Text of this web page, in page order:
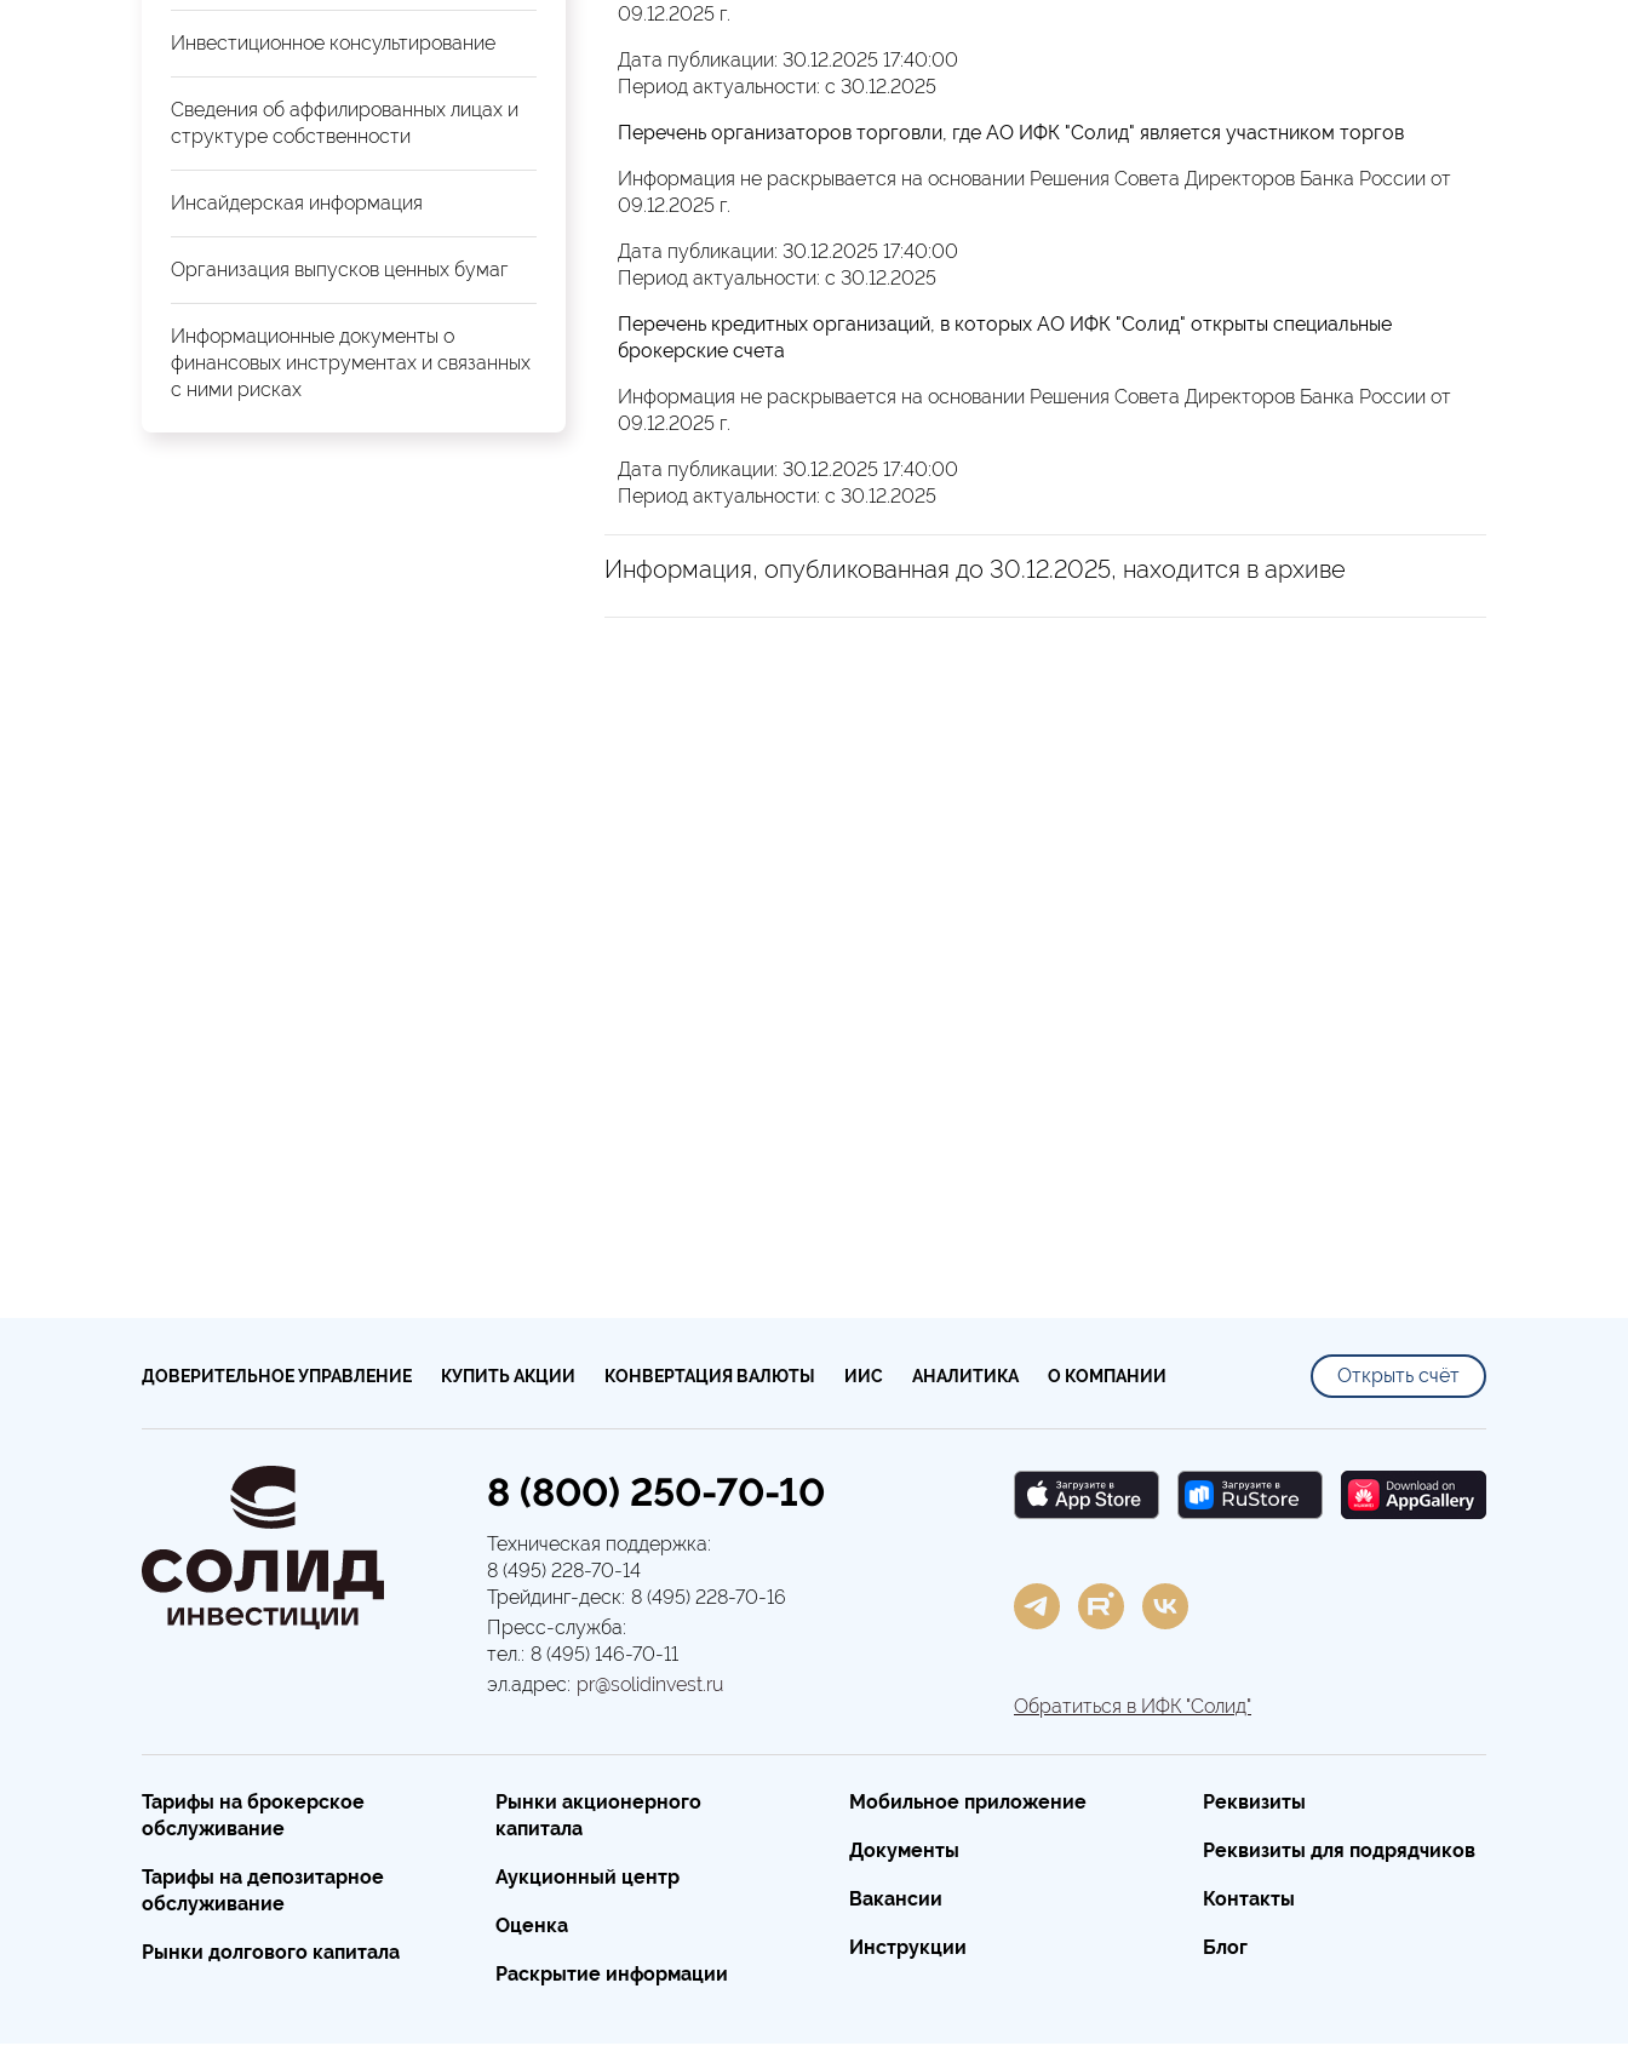
Инвестиционное консультирование
Сведения об аффилированных лицах и
структуре собственности
Инсайдерская информация
Организация выпусков ценных бумаг
Информационные документы о
финансовых инструментах и связанных
с ними рисках
09.12.2025 г.
Дата публикации: 30.12.2025 17:40:00
Период актуальности: с 30.12.2025
Перечень организаторов торговли, где АО ИФК "Солид" является участником торгов
Информация не раскрывается на основании Решения Совета Директоров Банка России от
09.12.2025 г.
Дата публикации: 30.12.2025 17:40:00
Период актуальности: с 30.12.2025
Перечень кредитных организаций, в которых АО ИФК "Солид" открыты специальные
брокерские счета
Информация не раскрывается на основании Решения Совета Директоров Банка России от
09.12.2025 г.
Дата публикации: 30.12.2025 17:40:00
Период актуальности: с 30.12.2025
Информация, опубликованная до 30.12.2025, находится в архиве
8 (800) 250-70-10
Техническая поддержка:
8 (495) 228-70-14
Трейдинг-деск: 8 (495) 228-70-16
Пресс-служба:
тел.: 8 (495) 146-70-11
эл.адрес: pr@solidinvest.ru
Обратиться в ИФК "Солид"
ДОВЕРИТЕЛЬНОЕ УПРАВЛЕНИЕ КУПИТЬ АКЦИИ КОНВЕРТАЦИЯ ВАЛЮТЫ ИИС АНАЛИТИКА О КОМПАНИИ Открыть счёт
Тарифы на брокерское
обслуживание
Тарифы на депозитарное
обслуживание
Рынки долгового капитала
Рынки акционерного
капитала
Аукционный центр
Оценка
Раскрытие информации
Мобильное приложение
Документы
Вакансии
Инструкции
Реквизиты
Реквизиты для подрядчиков
Контакты
Блог